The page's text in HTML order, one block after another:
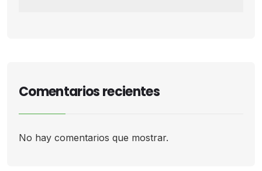
Comentarios recientes
No hay comentarios que mostrar.